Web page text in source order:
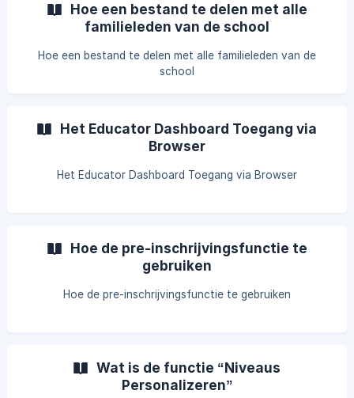
Hoe een bestand te delen met alle
familieleden van de school
Hoe een bestand te delen met alle familieleden van de
school
Het Educator Dashboard Toegang via
Browser
Het Educator Dashboard Toegang via Browser
Hoe de pre-inschrijvingsfunctie te
gebruiken
Hoe de pre-inschrijvingsfunctie te gebruiken
Wat is de functie “Niveaus
Personalizeren”